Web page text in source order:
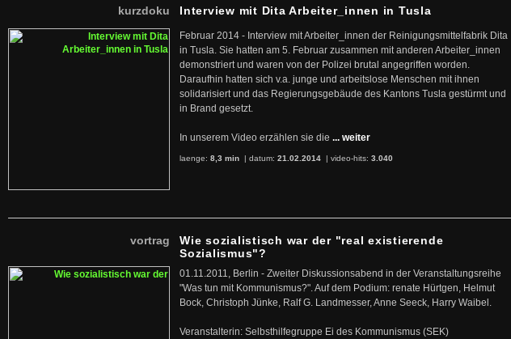
kurzdoku Interview mit Dita Arbeiter_innen in Tusla
Februar 2014 - Interview mit Arbeiter_innen der Reinigungsmittelfabrik Dita
in Tusla. Sie hatten am 5. Februar zusammen mit anderen Arbeiter_innen
demonstriert und waren von der Polizei brutal angegriffen worden.
Daraufhin hatten sich v.a. junge und arbeitslose Menschen mit ihnen
solidarisiert und das Regierungsgebäude des Kantons Tusla gestürmt und
in Brand gesetzt.
In unserem Video erzählen sie die ... weiter
laenge: 8,3 min | datum: 21.02.2014 | video-hits: 3.040
vortrag
Wie sozialistisch war der "real existierende
Sozialismus"?
01.11.2011, Berlin - Zweiter Diskussionsabend in der Veranstaltungsreihe
"Was tun mit Kommunismus?". Auf dem Podium: renate Hürtgen, Helmut
Bock, Christoph Jünke, Ralf G. Landmesser, Anne Seeck, Harry Waibel.
Veranstalterin: Selbsthilfegruppe Ei des Kommunismus (SEK)